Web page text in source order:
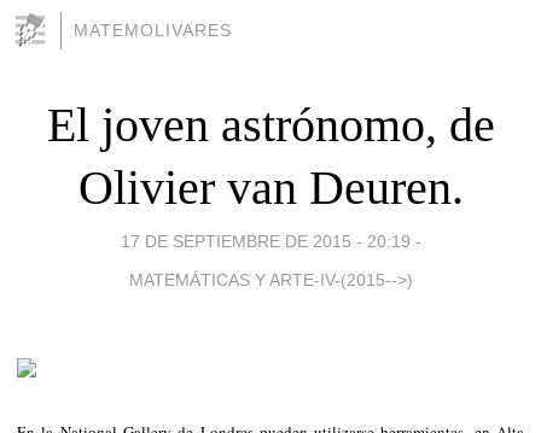
MATEMOLIVARES
El joven astrónomo, de
Olivier van Deuren.
17 DE SEPTIEMBRE DE 2015 - 20:19 -
MATEMÁTICAS Y ARTE-IV-(2015-->)